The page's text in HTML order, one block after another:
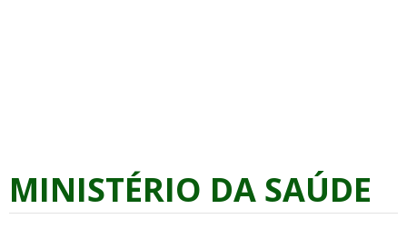
MINISTÉRIO DA SAÚDE